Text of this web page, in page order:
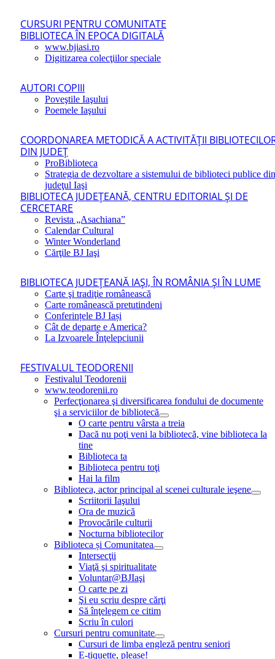
CURSURI PENTRU COMUNITATE
BIBLIOTECA ÎN EPOCA DIGITALĂ
www.bjiasi.ro
Digitizarea colecţiilor speciale
AUTORI COPIII
Poveştile Iaşului
Poemele Iaşului
COORDONAREA METODICĂ A ACTIVITĂŢII
DIN JUDEŢ
ProBiblioteca
Strategia de dezvoltare a sistemului de biblioteci publice din
judeţul Iaşi
BIBLIOTECA JUDEŢEANĂ, CENTRU EDITORIAL ŞI DE
CERCETARE
Revista „Asachiana”
Calendar Cultural
Winter Wonderland
Cărţile BJ Iaşi
BIBLIOTECA JUDEŢEANĂ IAŞI, ÎN ROMÂNIA ŞI ÎN LUME
Carte şi tradiţie românească
Carte românească pretutindeni
Conferințele BJ Iași
Cât de departe e America?
La Izvoarele Înţelepciunii
FESTIVALUL TEODORENII
Festivalul Teodorenii
www.teodorenii.ro
Perfecţionarea şi diversificarea fondului de documente
şi a serviciilor de bibliotecă
O carte pentru vârsta a treia
Dacă nu poţi veni la bibliotecă, vine biblioteca la
tine
Biblioteca ta
Biblioteca pentru toţi
Hai la film
Biblioteca, actor principal al scenei culturale ieşene
Scriitorii Iaşului
Ora de muzică
Provocările culturii
Nocturna bibliotecilor
Biblioteca și Comunitatea
Intersecţii
Viaţă şi spiritualitate
Voluntar@BJIaşi
O carte pe zi
Şi eu scriu despre cărţi
Să înţelegem ce citim
Scriu în culori
Cursuri pentru comunitate
Cursuri de limba engleză pentru seniori
E-tiquette, please!